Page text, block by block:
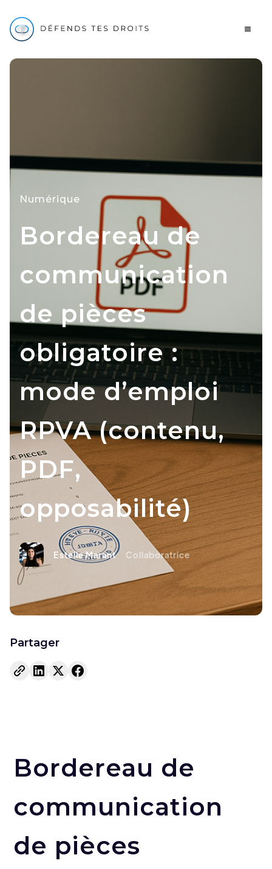
Numérique
Bordereau de
communication
de pièces
obligatoire :
mode d’emploi
RPVA (contenu,
PDF,
opposabilité)
Estelle Marant Collaboratrice
Partager
Bordereau de
communication
de pièces